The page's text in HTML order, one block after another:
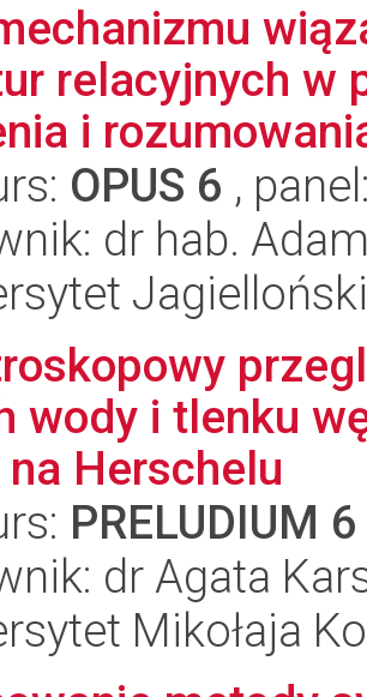
relacyjnych w
i
OPUS 6 ,
dr hab.
wody i tlenku
na Herschelu
PRELUDIUM 6
dr Agata
Mikołaja